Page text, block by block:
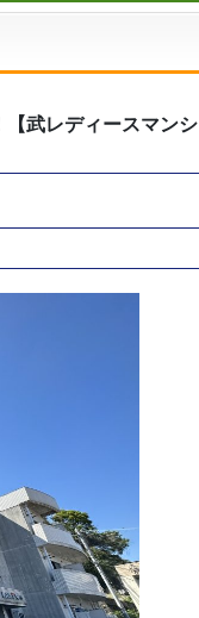
武レディースマンシ